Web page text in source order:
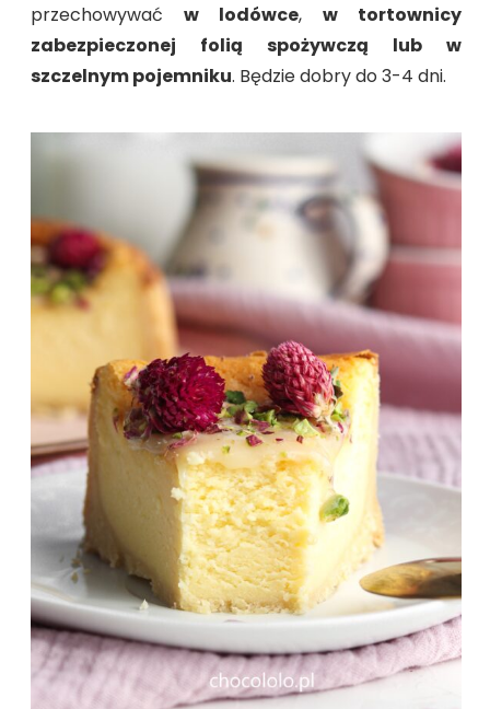
przechowywać w lodówce, w tortownicy
zabezpieczonej folią spożywczą lub w
szczelnym pojemniku. Będzie dobry do 3-4 dni.